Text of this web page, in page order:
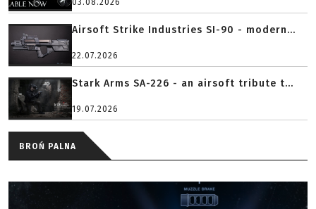
03.08.2026
Airsoft Strike Industries SI-90 - modern...
22.07.2026
Stark Arms SA-226 - an airsoft tribute t...
19.07.2026
BROŃ PALNA